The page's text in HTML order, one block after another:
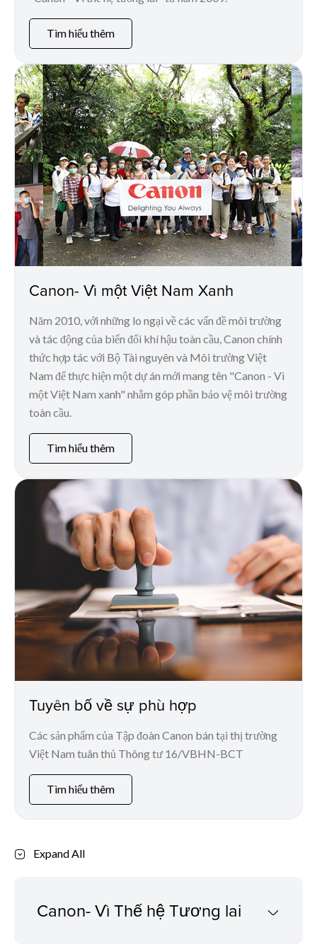
Tìm hiểu thêm
Canon- Vì một Việt Nam Xanh
Năm 2010, với những lo ngại về các vấn đề môi trường
và tác động của biến đổi khí hậu toàn cầu, Canon chính
thức hợp tác với Bộ Tài nguyên và Môi trường Việt
Nam để thực hiện một dự án mới mang tên "Canon - Vì
một Việt Nam xanh" nhằm góp phần bảo vệ môi trường
toàn cầu.
Tìm hiểu thêm
Tuyên bố về sự phù hợp
Các sản phẩm của Tập đoàn Canon bán tại thị trường
Việt Nam tuân thủ Thông tư 16/VBHN-BCT
Tìm hiểu thêm
Expand All
Canon- Vì Thế hệ Tương lai